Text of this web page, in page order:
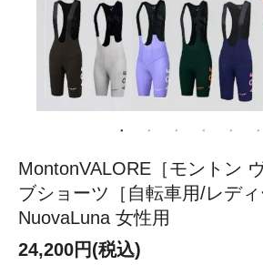
MontonVALORE［モントン
ブショーツ［自転車用/レディ
NuovaLuna 女性用
24,200円(税込)